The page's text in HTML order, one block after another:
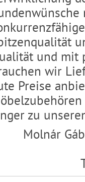
und mit
wir
Preise
zu
Molnár